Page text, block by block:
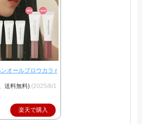
ンオールブロウカラ r
送料無料) (2025/8/1
楽天で購入